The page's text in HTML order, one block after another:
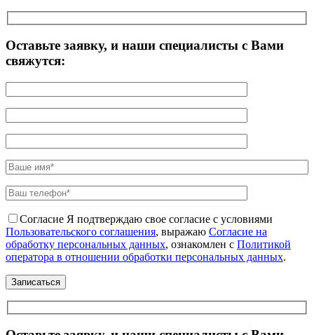
Оставьте заявку, и наши специалисты с Вами
свяжутся:
Согласие Я подтверждаю свое согласие с условиями
Пользовательского соглашения, выражаю Согласие на
обработку персональных данных, ознакомлен с Политикой
оператора в отношении обработки персональных данных.